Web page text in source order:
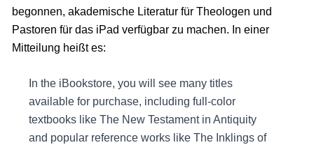
begonnen, akademische Literatur für Theologen und
Pastoren für das iPad verfügbar zu machen. In einer
Mitteilung heißt es:
In the iBookstore, you will see many titles
available for purchase, including full-color
textbooks like The New Testament in Antiquity
and popular reference works like The Inklings of